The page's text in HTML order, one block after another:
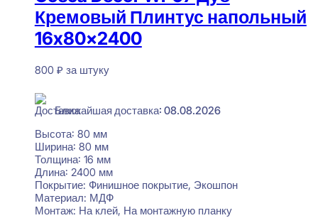
Кремовый Плинтус напольный
16x80x2400
800 ₽ за штуку
Ближайшая доставка: 08.08.2026
Высота: 80 мм
Ширина: 80 мм
Толщина: 16 мм
Длина: 2400 мм
Покрытие: Финишное покрытие, Экошпон
Материал: МДФ
Монтаж: На клей, На монтажную планку